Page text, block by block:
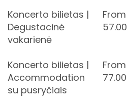
Koncerto bilietas |
Degustacinė
vakarienė
From
57.00
Koncerto bilietas |
Accommodation
su pusryčiais
From
77.00